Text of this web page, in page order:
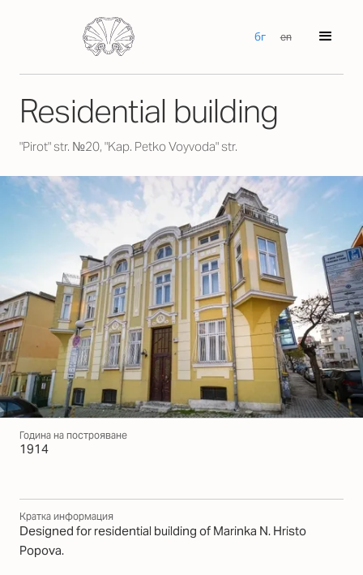
бг en
Residential building
"Pirot" str. №20, "Kap. Petko Voyvoda" str.
Година на построяване
1914
Кратка информация
Designed for residential building of Marinka N. Hristo
Popova.